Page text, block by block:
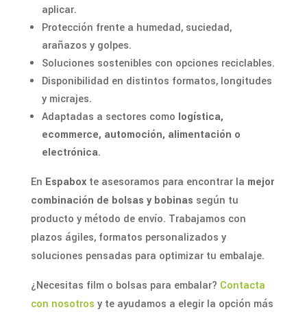
aplicar.
Protección frente a humedad, suciedad,
arañazos y golpes.
Soluciones sostenibles con opciones reciclables.
Disponibilidad en distintos formatos, longitudes
y micrajes.
Adaptadas a sectores como logística,
ecommerce, automoción, alimentación o
electrónica.
En Espaboxte asesoramos para encontrar la mejor
combinación de bolsas y bobinas según tu
producto y método de envío. Trabajamos con
plazos ágiles, formatos personalizados y
soluciones pensadas para optimizar tu embalaje.
¿Necesitas film o bolsas para embalar? Contacta
con nosotros y te ayudamos a elegir la opción más